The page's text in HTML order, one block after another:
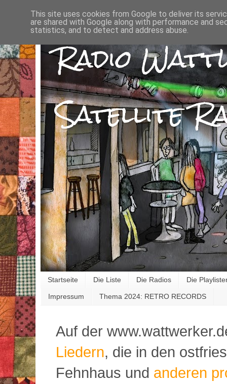
Radio
Satellite
Startseite Die Liste Die Radios Die
Impressum Thema 2024: RETRO RECORDS
Auf der
Liedern, die in den
Fehnhaus und anderen
This site uses cookies from Google to deliver its
are shared with Google along with performance and
statistics, and to detect and address abuse.